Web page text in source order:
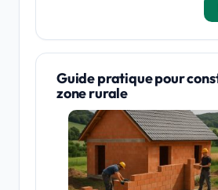
Guide pratique pour
zone rurale